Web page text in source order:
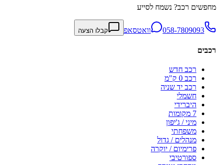
מחפשים רכב? נשמח לסייע
058-7809093 וואטסאפ קבלו הצעה
רכבים
רכב חדש
רכב 0 ק"מ
רכב יד שניה
חשמלי
היברידי
7 מקומות
מיני / ג'יפון
משפחתי
מנהלים / גדול
פרימיום / יוקרה
ספורטיבי